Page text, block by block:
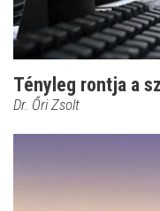
Tényleg rontja a
Dr. Őri Zsolt